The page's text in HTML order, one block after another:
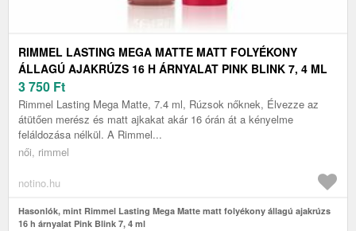
RIMMEL LASTING MEGA MATTE MATT FOLYÉKONY
ÁLLAGÚ AJAKRÚZS 16 H ÁRNYALAT PINK BLINK 7, 4 ML
3 750 Ft
Rimmel Lasting Mega Matte, 7.4 ml, Rúzsok nőknek, Élvezze az
átütően merész és matt ajkakat akár 16 órán át a kényelme
feláldozása nélkül. A Rimmel...
női, rimmel
notino.hu
Hasonlók, mint Rimmel Lasting Mega Matte matt folyékony állagú ajakrúzs
16 h árnyalat Pink Blink 7, 4 ml